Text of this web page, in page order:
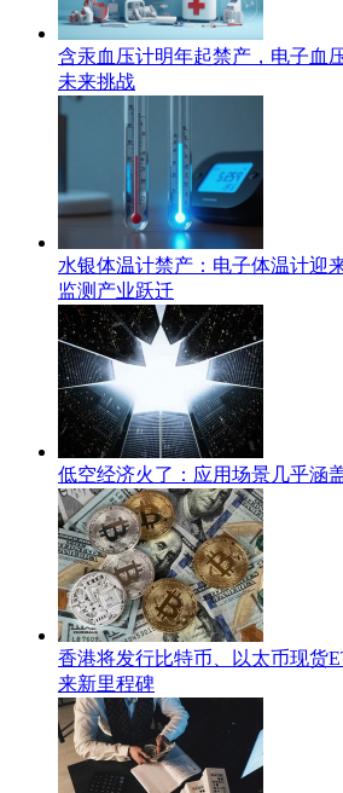
含汞血压计明年起禁产，电子血
未来挑战
水银体温计禁产：电子体温计迎
监测产业跃迁
低空经济火了：应用场景几乎涵
香港将发行比特币、以太币现货
来新里程碑